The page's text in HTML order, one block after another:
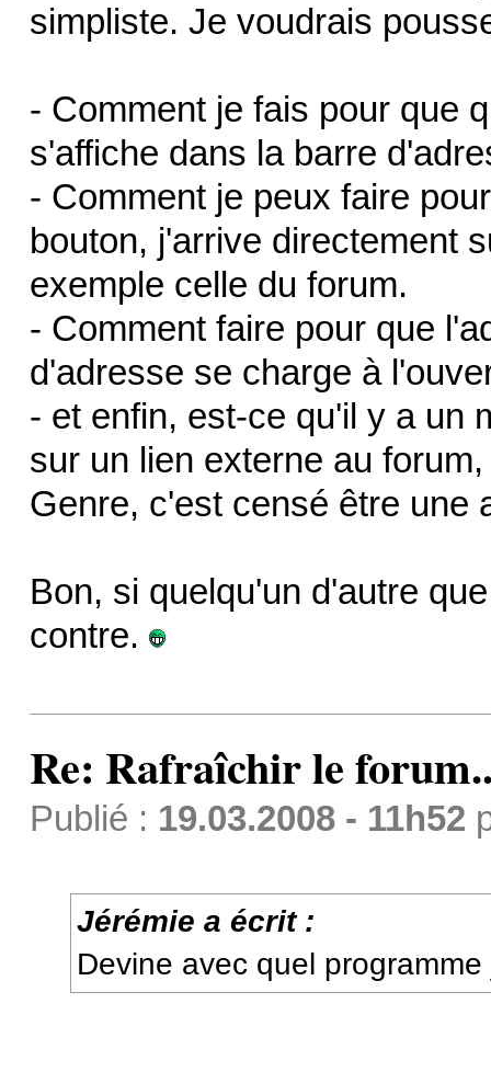
simpliste. Je voudrais
- Comment je fais pour que
s'affiche dans la barre
- Comment je peux faire
bouton, j'arrive directement
exemple celle du forum.
- Comment faire pour que
d'adresse se charge à
- et enfin, est-ce qu'il y a un
sur un lien externe au
Genre, c'est censé être une
Bon, si quelqu'un d'autre
contre.
Re: Rafraîchir le
Publié : 19.03.2008 - 11h52
Jérémie a écrit :
Devine avec quel